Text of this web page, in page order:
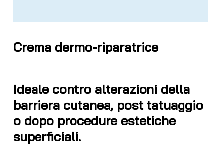
Crema dermo-riparatrice
Ideale contro alterazioni della
barriera cutanea, post tatuaggio
o dopo procedure estetiche
superficiali.